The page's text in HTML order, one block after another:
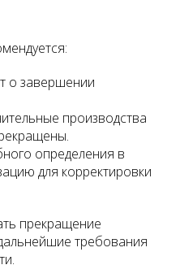
о завершении
производства
определения в
для корректировки
прекращение
требования